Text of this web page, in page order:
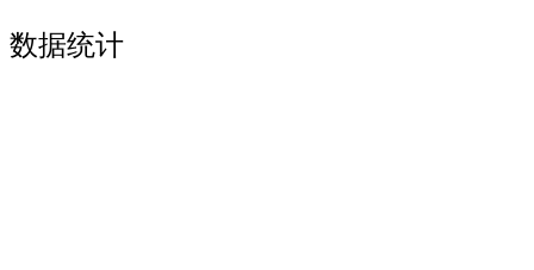
数据统计